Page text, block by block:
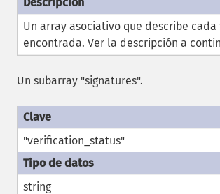
Un array asociativo que describe cada
encontrada. Ver la descripción a
Un subarray "signatures".
"verification_status"
string